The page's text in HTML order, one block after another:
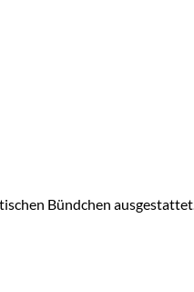
Bündchen